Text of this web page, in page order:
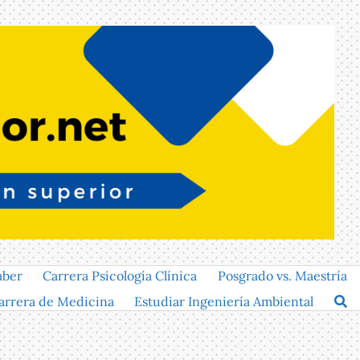
Carrera Psicología Clínica
Posgrado vs. Maestría
de Medicina
Estudiar Ingeniería Ambiental